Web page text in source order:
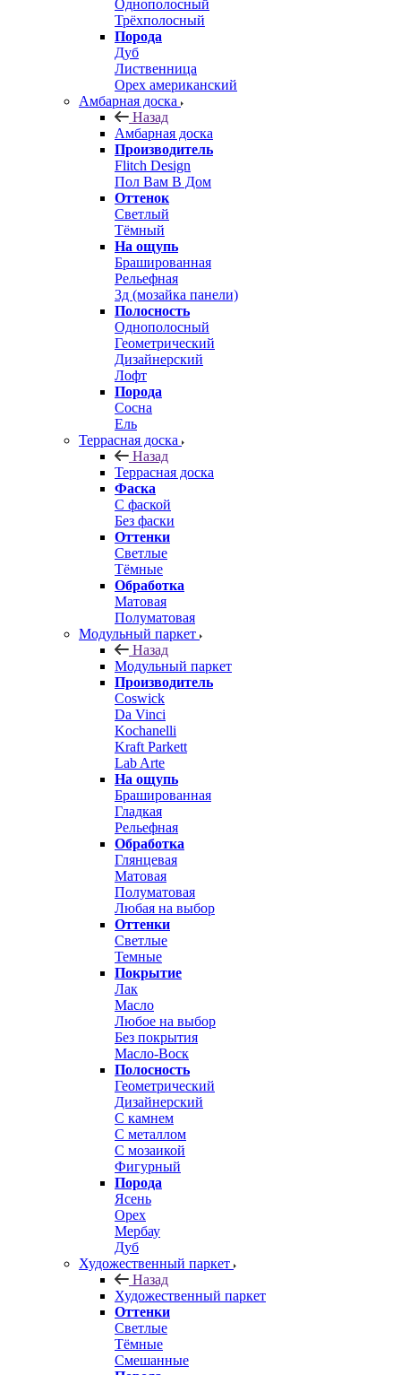
Однополосный
Трёхполосный
Порода
Дуб
Лиственница
Орех американский
Амбарная доска
Назад
Амбарная доска
Производитель
Flitch Design
Пол Вам В Дом
Оттенок
Светлый
Тёмный
На ощупь
Брашированная
Рельефная
3д (мозайка панели)
Полосность
Однополосный
Геометрический
Дизайнерский
Лофт
Порода
Сосна
Ель
Террасная доска
Назад
Террасная доска
Фаска
С фаской
Без фаски
Оттенки
Светлые
Тёмные
Обработка
Матовая
Полуматовая
Модульный паркет
Назад
Модульный паркет
Производитель
Coswick
Da Vinci
Kochanelli
Kraft Parkett
Lab Arte
На ощупь
Брашированная
Гладкая
Рельефная
Обработка
Глянцевая
Матовая
Полуматовая
Любая на выбор
Оттенки
Светлые
Темные
Покрытие
Лак
Масло
Любое на выбор
Без покрытия
Масло-Воск
Полосность
Геометрический
Дизайнерский
С камнем
С металлом
С мозаикой
Фигурный
Порода
Ясень
Орех
Мербау
Дуб
Художественный паркет
Назад
Художественный паркет
Оттенки
Светлые
Тёмные
Смешанные